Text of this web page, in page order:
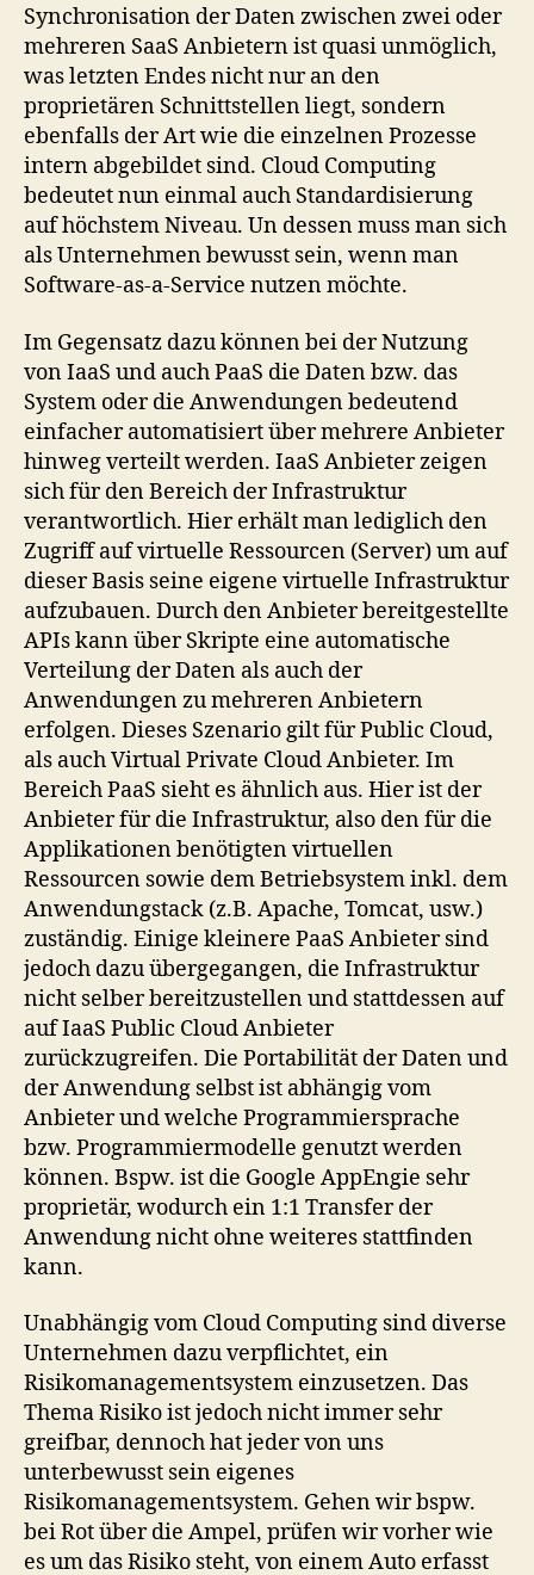
Synchronisation der Daten zwischen zwei oder
mehreren SaaS Anbietern ist quasi unmöglich,
was letzten Endes nicht nur an den
proprietären Schnittstellen liegt, sondern
ebenfalls der Art wie die einzelnen Prozesse
intern abgebildet sind. Cloud Computing
bedeutet nun einmal auch Standardisierung
auf höchstem Niveau. Un dessen muss man sich
als Unternehmen bewusst sein, wenn man
Software-as-a-Service nutzen möchte.
Im Gegensatz dazu können bei der Nutzung
von IaaS und auch PaaS die Daten bzw. das
System oder die Anwendungen bedeutend
einfacher automatisiert über mehrere Anbieter
hinweg verteilt werden. IaaS Anbieter zeigen
sich für den Bereich der Infrastruktur
verantwortlich. Hier erhält man lediglich den
Zugriff auf virtuelle Ressourcen (Server) um auf
dieser Basis seine eigene virtuelle Infrastruktur
aufzubauen. Durch den Anbieter bereitgestellte
APIs kann über Skripte eine automatische
Verteilung der Daten als auch der
Anwendungen zu mehreren Anbietern
erfolgen. Dieses Szenario gilt für Public Cloud,
als auch Virtual Private Cloud Anbieter. Im
Bereich PaaS sieht es ähnlich aus. Hier ist der
Anbieter für die Infrastruktur, also den für die
Applikationen benötigten virtuellen
Ressourcen sowie dem Betriebsystem inkl. dem
Anwendungstack (z.B. Apache, Tomcat, usw.)
zuständig. Einige kleinere PaaS Anbieter sind
jedoch dazu übergegangen, die Infrastruktur
nicht selber bereitzustellen und stattdessen auf
auf IaaS Public Cloud Anbieter
zurückzugreifen. Die Portabilität der Daten und
der Anwendung selbst ist abhängig vom
Anbieter und welche Programmiersprache
bzw. Programmiermodelle genutzt werden
können. Bspw. ist die Google AppEngie sehr
proprietär, wodurch ein 1:1 Transfer der
Anwendung nicht ohne weiteres stattfinden
kann.
Unabhängig vom Cloud Computing sind diverse
Unternehmen dazu verpflichtet, ein
Risikomanagementsystem einzusetzen. Das
Thema Risiko ist jedoch nicht immer sehr
greifbar, dennoch hat jeder von uns
unterbewusst sein eigenes
Risikomanagementsystem. Gehen wir bspw.
bei Rot über die Ampel, prüfen wir vorher wie
es um das Risiko steht, von einem Auto erfasst